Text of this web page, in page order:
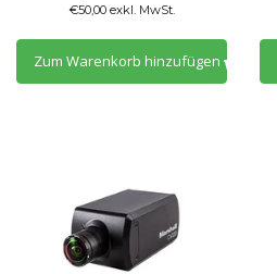
€50,00 exkl. MwSt.
Zum Warenkorb hinzufügen